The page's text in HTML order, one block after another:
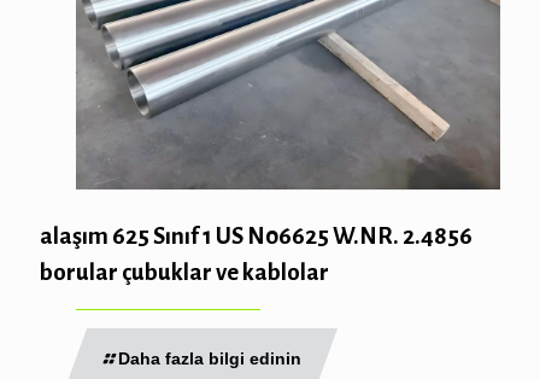
alaşım 625 Sınıf 1 US N06625 W.NR. 2.4856
borular çubuklar ve kablolar
Daha fazla bilgi edinin